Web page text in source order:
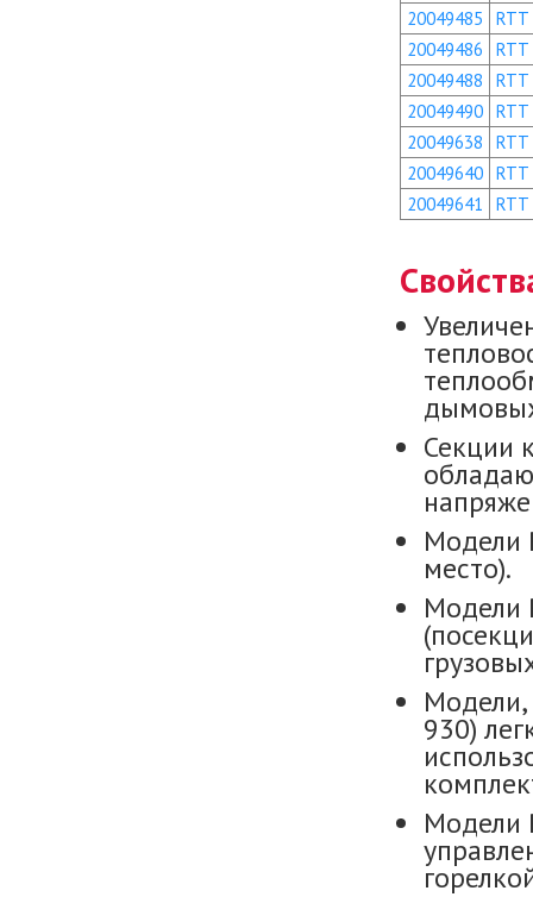
20049485
RTT
20049486
RTT
20049488
RTT
20049490 RTT
20049638
RTT
20049640 RTT
20049641
RTT
Секции
Модели
место).
Модели
Модели,
930)
Модели